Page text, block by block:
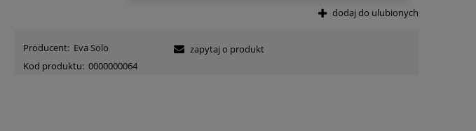
dodaj do ulubionych
Producent: Eva Solo
Kod produktu: 0000000064
zapytaj o produkt